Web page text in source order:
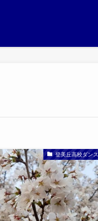
登美丘高校ダン